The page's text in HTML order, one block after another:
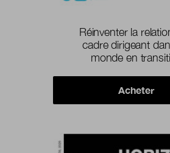
Réinventer la
cadre dirigeant
monde en
Acheter